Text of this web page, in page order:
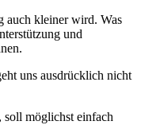
auch kleiner wird. Was
und
uns ausdrücklich nicht
soll möglichst einfach